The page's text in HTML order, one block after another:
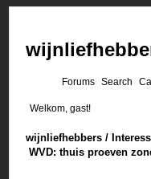
Forums Search
Welkom, gast!
wijnliefhebbers /
WVD: thuis proeven